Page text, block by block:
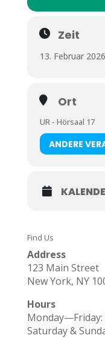
Zeit
13. Februar 2026
Ort
UR - Hörsaal 17
ANDERE
Find Us
Address
123 Main Street
New York, NY
Hours
Monday—Friday:
Saturday &